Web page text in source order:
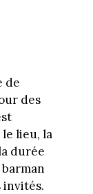
de
des
lieu, la
durée
invités.